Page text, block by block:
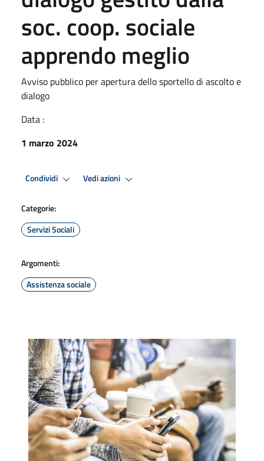
soc. coop. sociale
apprendo meglio
Avviso pubblico per apertura dello sportello di ascolto e
dialogo
Data :
1 marzo 2024
Condividi Vedi azioni
Categorie:
Servizi Sociali
Argomenti:
Assistenza sociale